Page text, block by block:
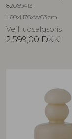
82069413
L60xH76xW63 cm
Vejl. udsalgspris
2.599,00 DKK